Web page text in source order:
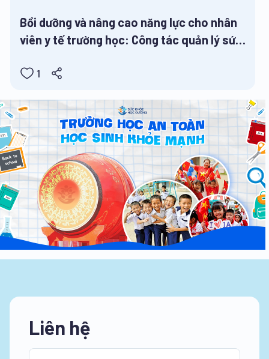
Bồi dưỡng và nâng cao năng lực cho nhân
viên y tế trường học: Công tác quản lý sức
1
Liên hệ